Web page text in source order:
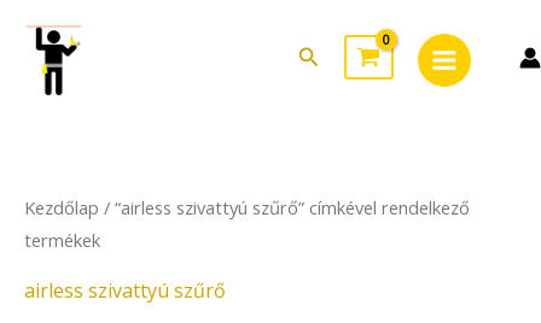
content
Search
Menu
Kezdőlap / “airless szivattyú szűrő” címkével rendelkező
termékek
airless szivattyú szűrő
latest